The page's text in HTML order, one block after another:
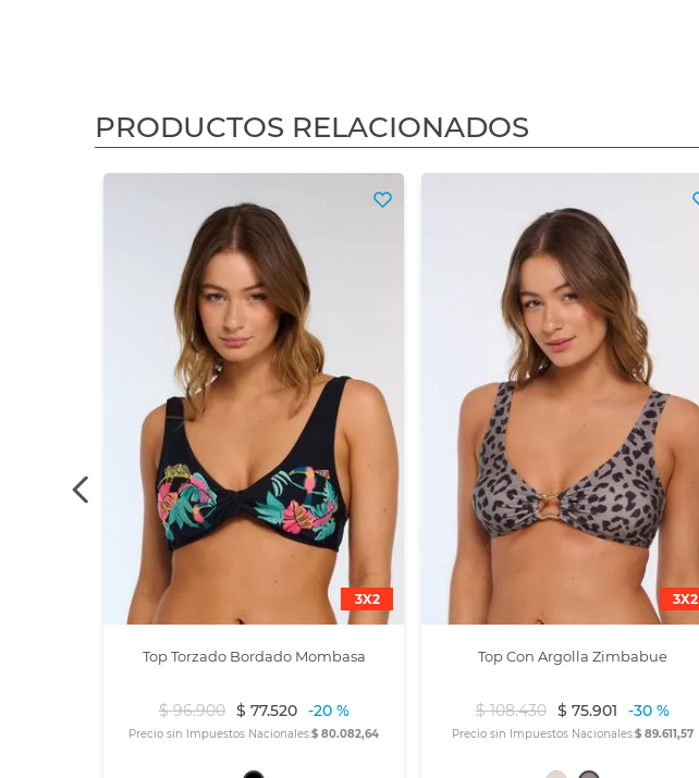
PRODUCTOS RELACIONADOS
3X2
Top Torzado Bordado Mombasa
$ 96.900 $ 77.520 -20 %
Precio sin Impuestos Nacionales:$ 80.082,64
3X2
Top Con Argolla Zimbabue
$ 108.430 $ 75.901 -30 %
Precio sin Impuestos Nacionales:$ 89.611,57